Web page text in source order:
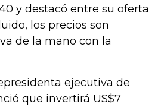
y destacó entre su oferta
los precios son
de la mano con la
ejecutiva de
que invertirá US$7